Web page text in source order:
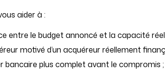
aider à :
entre le budget annoncé et la capacité
motivé d’un acquéreur réellement
bancaire plus complet avant le compromis ;